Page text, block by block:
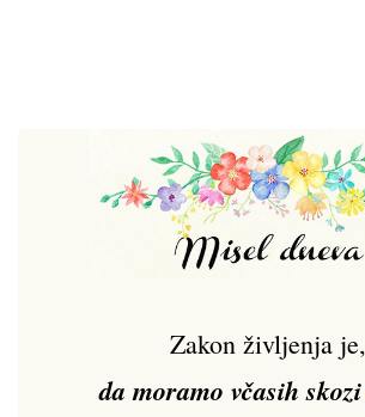
Zakon življenja je,
da moramo včasih skozi